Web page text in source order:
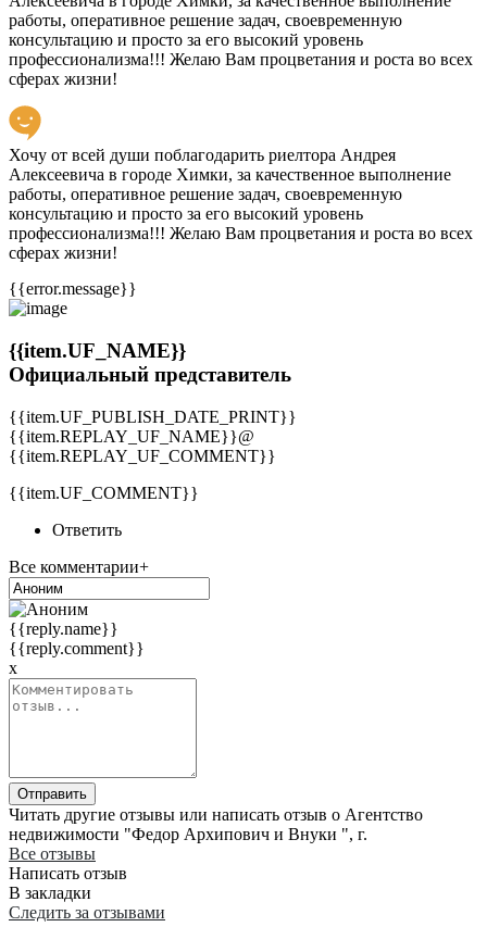
работы, оперативное решение задач, своевременную
консультацию и просто за его высокий уровень
профессионализма!!! Желаю Вам процветания и роста во всех
сферах жизни!
Хочу от всей души поблагодарить риелтора Андрея
Алексеевича в городе Химки, за качественное выполнение
работы, оперативное решение задач, своевременную
консультацию и просто за его высокий уровень
профессионализма!!! Желаю Вам процветания и роста во всех
сферах жизни!
{{error.message}}
{{item.UF_NAME}}
Официальный представитель
{{item.UF_PUBLISH_DATE_PRINT}}
{{item.REPLAY_UF_NAME}}@
{{item.REPLAY_UF_COMMENT}}
{{item.UF_COMMENT}}
Ответить
Все комментарии+
{{reply.name}}
{{reply.comment}}
x
Отправить
Читать другие отзывы или написать отзыв о Агентство
недвижимости "Федор Архипович и Внуки ", г.
Все отзывы
Написать отзыв
В закладки
Следить за отзывами